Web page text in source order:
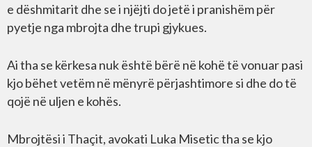
e dëshmitarit dhe se i njëjti do jetë i pranishëm për
pyetje nga mbrojta dhe trupi gjykues.
Ai tha se kërkesa nuk është bërë në kohë të vonuar pasi
kjo bëhet vetëm në mënyrë përjashtimore si dhe do të
qojë në uljen e kohës.
Mbrojtësi i Thaçit, avokati Luka Misetic tha se kjo